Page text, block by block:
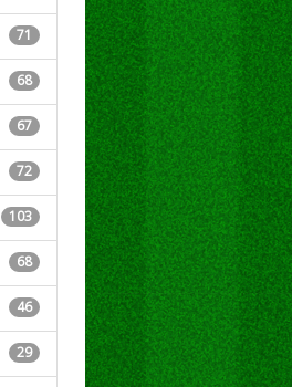
71
68
67
72
103
68
46
29